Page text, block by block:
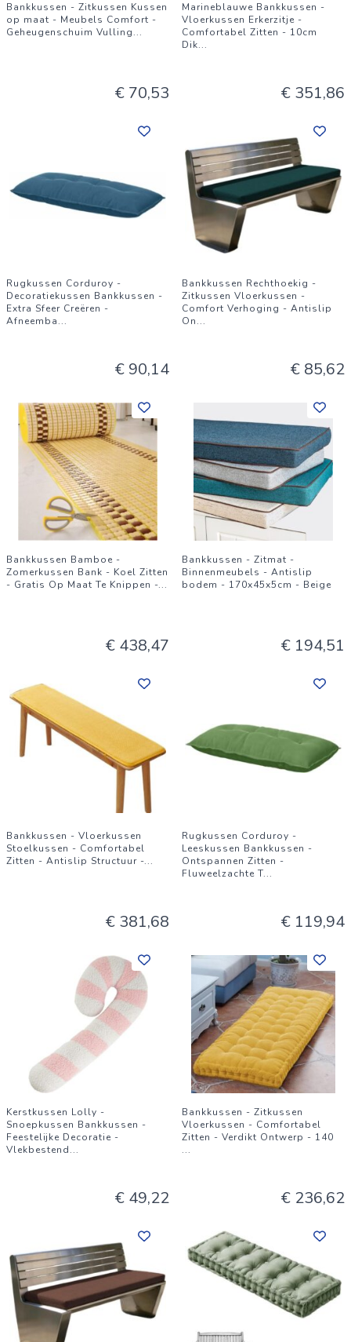
Bankkussen - Zitkussen Kussen
op maat - Meubels Comfort -
Geheugenschuim Vulling...
€ 70,53
Marineblauwe Bankkussen -
Vloerkussen Erkerzitje -
Comfortabel Zitten - 10cm
Dik...
€ 351,86
Rugkussen Corduroy -
Decoratiekussen Bankkussen -
Extra Sfeer Creëren -
Afneemba...
€ 90,14
Bankkussen Rechthoekig -
Zitkussen Vloerkussen -
Comfort Verhoging - Antislip
On...
€ 85,62
Bankkussen Bamboe -
Zomerkussen Bank - Koel Zitten
- Gratis Op Maat Te Knippen -...
€ 438,47
Bankkussen - Zitmat -
Binnenmeubels - Antislip
bodem - 170x45x5cm - Beige
€ 194,51
Bankkussen - Vloerkussen
Stoelkussen - Comfortabel
Zitten - Antislip Structuur -...
€ 381,68
Rugkussen Corduroy -
Leeskussen Bankkussen -
Ontspannen Zitten -
Fluweelzachte T...
€ 119,94
Kerstkussen Lolly -
Snoepkussen Bankkussen -
Feestelijke Decoratie -
Vlekbestend...
€ 49,22
Bankkussen - Zitkussen
Vloerkussen - Comfortabel
Zitten - Verdikt Ontwerp - 140
...
€ 236,62